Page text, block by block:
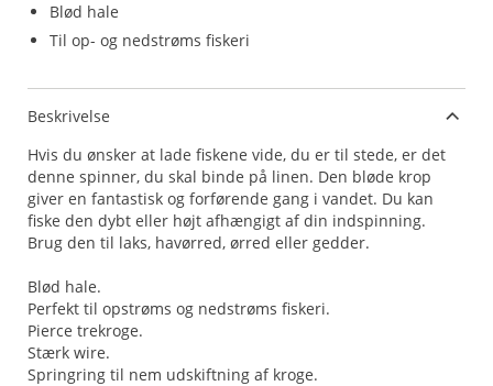
Blød hale
Til op- og nedstrøms fiskeri
Beskrivelse
Hvis du ønsker at lade fiskene vide, du er til stede, er det
denne spinner, du skal binde på linen. Den bløde krop
giver en fantastisk og forførende gang i vandet. Du kan
fiske den dybt eller højt afhængigt af din indspinning.
Brug den til laks, havørred, ørred eller gedder.
Blød hale.
Perfekt til opstrøms og nedstrøms fiskeri.
Pierce trekroge.
Stærk wire.
Springring til nem udskiftning af kroge.